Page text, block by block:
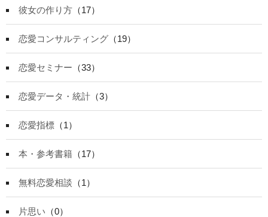
彼女の作り方 （17）
恋愛コンサルティング （19）
恋愛セミナー （33）
恋愛データ・統計 （3）
恋愛指標 （1）
本・参考書籍 （17）
無料恋愛相談 （1）
片思い （0）